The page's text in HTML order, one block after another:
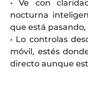
• Ve con
nocturna
que está
• Lo controlas
móvil, estés
directo aunque